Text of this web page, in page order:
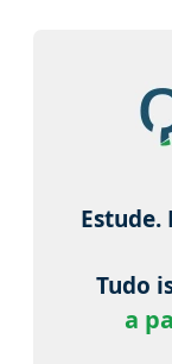
Estude.
Tudo
a